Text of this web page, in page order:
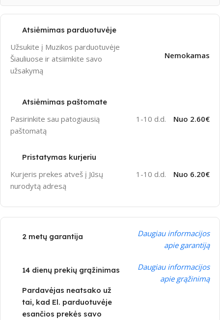
Atsiėmimas parduotuvėje
Užsukite į Muzikos parduotuvėje
Šiauliuose ir atsiimkite savo
užsakymą
Nemokamas
Atsiėmimas paštomate
Pasirinkite sau patogiausią
paštomatą
1-10 d.d. Nuo 2.60€
Pristatymas kurjeriu
Kurjeris prekes atveš į Jūsų
nurodytą adresą
1-10 d.d. Nuo 6.20€
2 metų garantija
Daugiau informacijos
apie garantiją
14 dienų prekių grąžinimas
Daugiau informacijos
apie grąžinimą
Pardavėjas neatsako už
tai, kad El. parduotuvėje
esančios prekės savo